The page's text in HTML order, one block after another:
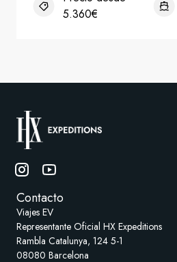
Contacto
Viajes EV
Representante Oficial HX Expeditions
Rambla Catalunya, 124 5-1
08080 Barcelona